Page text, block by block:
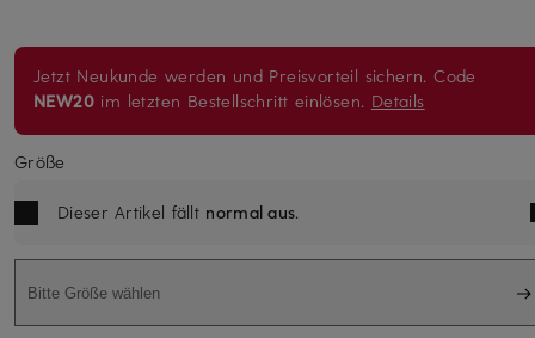
Jetzt Neukunde werden und Preisvorteil sichern. Code
NEW20 im letzten Bestellschritt einlösen. Details
Größe
Dieser Artikel fällt normal aus.
Bitte Größe wählen